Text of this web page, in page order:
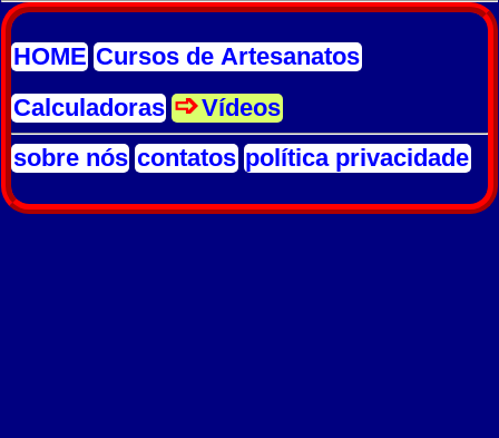
HOME Cursos de Artesanatos
Calculadoras
Vídeos
sobre nós contatos política privacidade